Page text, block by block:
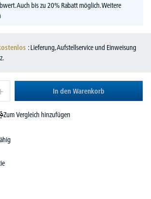
Auch bis zu 20% Rabatt möglich.Weitere
: Lieferung, Aufstellservice und Einweisung
In den Warenkorb
Zum Vergleich hinzufügen